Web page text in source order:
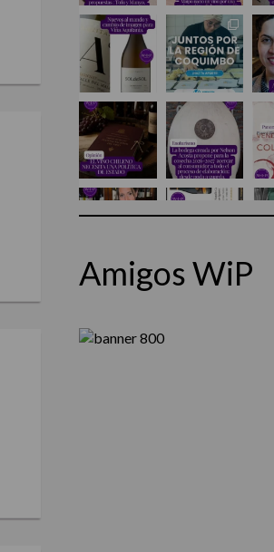
Amigos WiP